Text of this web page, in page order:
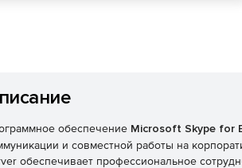
обеспечение Microsoft Skype for
и совместной работы на
обеспечивает профессиональное